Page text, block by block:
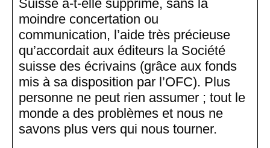
Suisse a-t-elle supprimé, sans la
moindre concertation ou
communication, l’aide très précieuse
qu’accordait aux éditeurs la Société
suisse des écrivains (grâce aux fonds
mis à sa disposition par l’OFC). Plus
personne ne peut rien assumer ; tout le
monde a des problèmes et nous ne
savons plus vers qui nous tourner.